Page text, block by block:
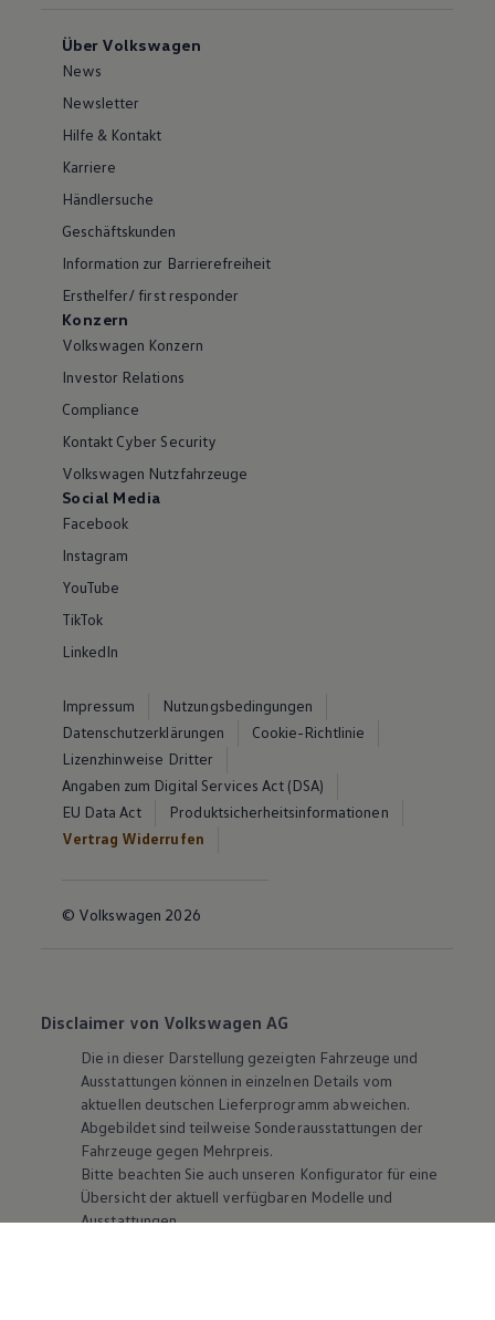
Über Volkswagen
News
Newsletter
Hilfe & Kontakt
Karriere
Händlersuche
Geschäftskunden
Information zur Barrierefreiheit
Ersthelfer/ first responder
Konzern
Volkswagen Konzern
Investor Relations
Compliance
Kontakt Cyber Security
Volkswagen Nutzfahrzeuge
Social Media
Facebook
Instagram
YouTube
TikTok
LinkedIn
Impressum
Nutzungsbedingungen
Datenschutzerklärungen
Cookie-Richtlinie
Lizenzhinweise Dritter
Angaben zum Digital Services Act (DSA)
EU Data Act
Produktsicherheitsinformationen
Vertrag Widerrufen
© Volkswagen 2026
Disclaimer von Volkswagen AG
Die in dieser Darstellung gezeigten Fahrzeuge und
Ausstattungen können in einzelnen Details vom
aktuellen deutschen Lieferprogramm abweichen.
Abgebildet sind teilweise Sonderausstattungen der
Fahrzeuge gegen Mehrpreis.
Bitte beachten Sie auch unseren Konfigurator für eine
Übersicht der aktuell verfügbaren Modelle und
Ausstattungen.